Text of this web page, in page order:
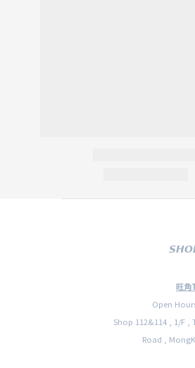
旺角
Open
Shop 112&114 , 1/F ,
Road ,